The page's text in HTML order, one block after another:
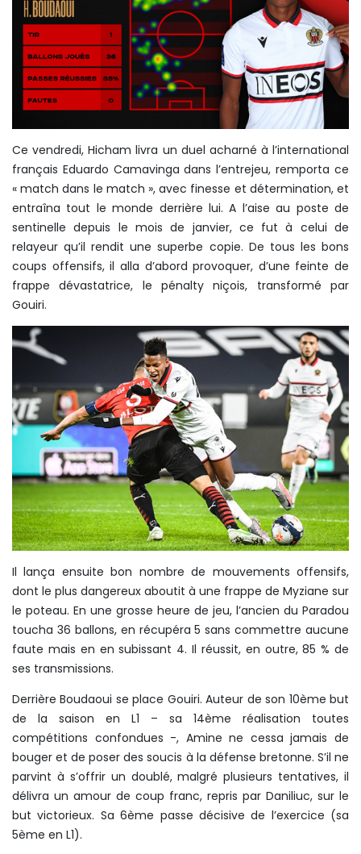
Ce vendredi, Hicham livra un duel acharné à l’international
français Eduardo Camavinga dans l’entrejeu, remporta ce
« match dans le match », avec finesse et détermination, et
entraîna tout le monde derrière lui. A l’aise au poste de
sentinelle depuis le mois de janvier, ce fut à celui de
relayeur qu’il rendit une superbe copie. De tous les bons
coups offensifs, il alla d’abord provoquer, d’une feinte de
frappe dévastatrice, le pénalty niçois, transformé par
Gouiri.
Il lança ensuite bon nombre de mouvements offensifs,
dont le plus dangereux aboutit à une frappe de Myziane sur
le poteau. En une grosse heure de jeu, l’ancien du Paradou
toucha 36 ballons, en récupéra 5 sans commettre aucune
faute mais en en subissant 4. Il réussit, en outre, 85 % de
ses transmissions.
Derrière Boudaoui se place Gouiri. Auteur de son 10ème but
de la saison en L1 – sa 14ème réalisation toutes
compétitions confondues -, Amine ne cessa jamais de
bouger et de poser des soucis à la défense bretonne. S’il ne
parvint à s’offrir un doublé, malgré plusieurs tentatives, il
délivra un amour de coup franc, repris par Daniliuc, sur le
but victorieux. Sa 6ème passe décisive de l’exercice (sa
5ème en L1).